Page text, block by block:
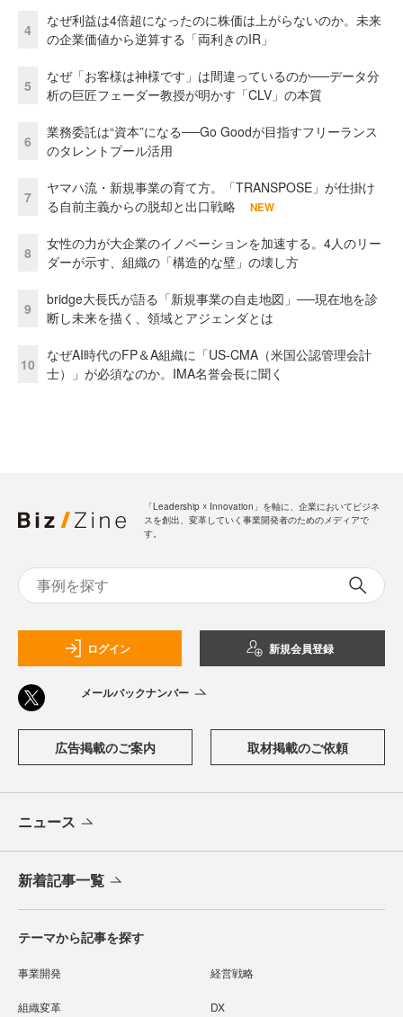
4
なぜ利益は4倍超になったのに株価は上がらないのか。未来
の企業価値から逆算する「両利きのIR」
5
なぜ「お客様は神様です」は間違っているのか──データ分
析の巨匠フェーダー教授が明かす「CLV」の本質
6
業務委託は“資本”になる──Go Goodが目指すフリーランス
のタレントプール活用
7
ヤマハ流・新規事業の育て方。「TRANSPOSE」が仕掛け
る自前主義からの脱却と出口戦略
NEW
8
女性の力が大企業のイノベーションを加速する。4人のリー
ダーが示す、組織の「構造的な壁」の壊し方
9
bridge大長氏が語る「新規事業の自走地図」──現在地を診
断し未来を描く、領域とアジェンダとは
10
なぜAI時代のFP＆A組織に「US-CMA（米国公認管理会計
士）」が必須なのか。IMA名誉会長に聞く
「Leadership ☓ Innovation」を軸に、企業においてビジネ
スを創出、変革していく事業開発者のためのメディアで
す。
ログイン 新規会員登録
メールバックナンバー
広告掲載のご案内 取材掲載のご依頼
ニュース
新着記事一覧
テーマから記事を探す
事業開発 経営戦略
組織変革 DX